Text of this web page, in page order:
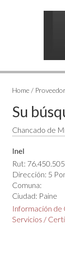
Home /
Su
Chancado de
Inel
Rut:
Dirección: 5
Comuna:
Ciudad: Paine
Información de
Servicios /